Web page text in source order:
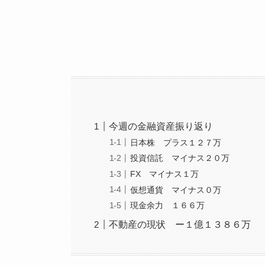
今週の金融資産振り返り
日本株 プラス１２７万
投資信託 マイナス２０万
FX マイナス１万
仮想通貨 マイナス０万
現金余力 １６６万
不動産の現状 ー１億１３８６万